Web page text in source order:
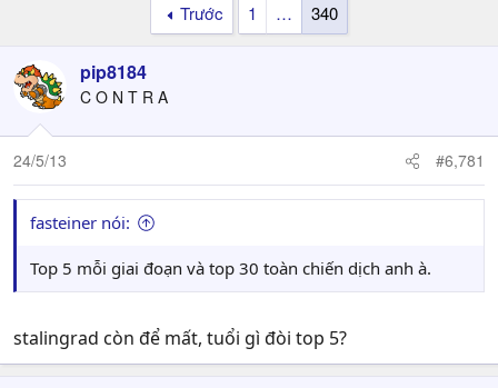
t
a
e
r
Trước 1 … 340
pip8184
C O N T R A
24/5/13 #6,781
fasteiner nói:
Top 5 mỗi giai đoạn và top 30 toàn chiến dịch anh à.
stalingrad còn để mất, tuổi gì đòi top 5?